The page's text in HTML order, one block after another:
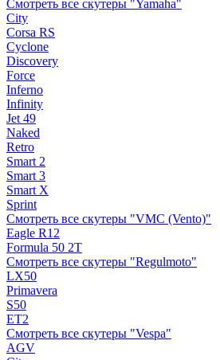
Смотреть все скутеры "Yamaha"
City
Corsa RS
Cyclone
Discovery
Force
Inferno
Infinity
Jet 49
Naked
Retro
Smart 2
Smart 3
Smart X
Sprint
Смотреть все скутеры "VMC (Vento)"
Eagle R12
Formula 50 2Т
Смотреть все скутеры "Regulmoto"
LX50
Primavera
S50
ET2
Смотреть все скутеры "Vespa"
AGV